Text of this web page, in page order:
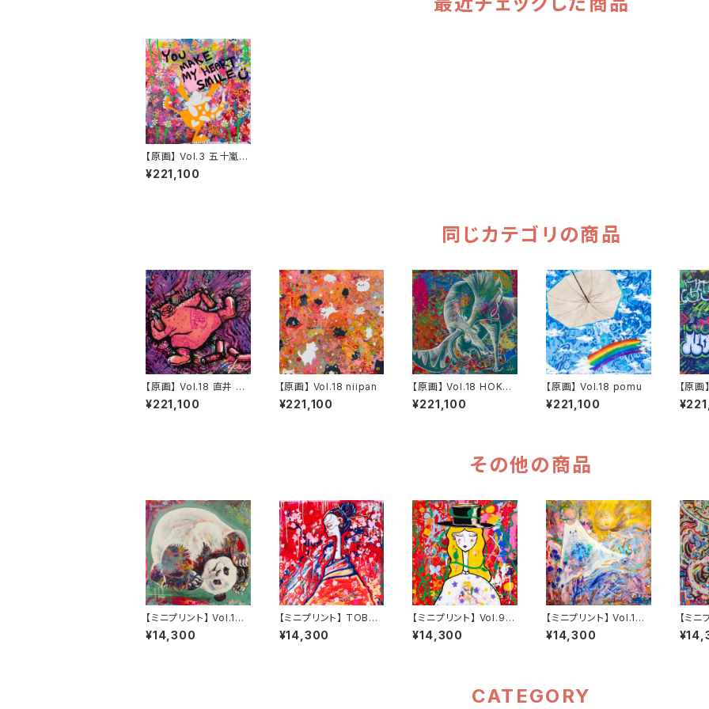
【原画】 Vol.3 五十嵐
岳
¥221,100
同じカテゴリの商品
【原画】 Vol.18 直井 朱
里
¥221,100
【原画】 Vol.18 niipan
¥221,100
【原画】 Vol.18 HOKU
TO TANEICHI
¥221,100
【原画】 Vol.18 pomu
¥221,100
【原
その他の商品
【ミニプリント】 Vol.14
HOKUTO TANEICHI
¥14,300
【ミニプリント】 TOBU.1
Ochiro
¥14,300
【ミニプリント】 Vol.9 O
chiro
¥14,300
【ミニプリント】 Vol.10
shiop
¥14,300
【ミ
独園
CATEGORY